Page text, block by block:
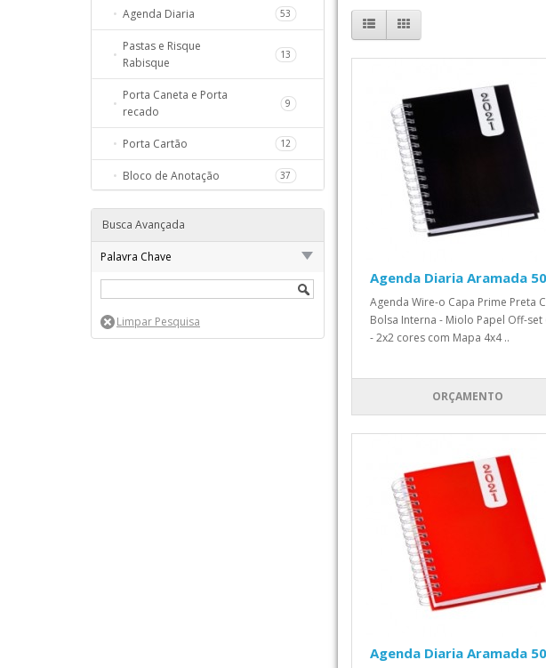
Agenda Diaria 53
Pastas e Risque
Rabisque
13
Porta Caneta e Porta
recado
9
Porta Cartão 12
Bloco de Anotação 37
Réguas e Porta Crachá 7
Busca Avançada
Palavra Chave
Agenda Diaria Aramada
Agenda Wire-o Capa Prime Preta
Bolsa Interna - Miolo Papel Off-set
- 2x2 cores com Mapa 4x4 ..
ORÇAMENTO
Agenda Diaria Aramada